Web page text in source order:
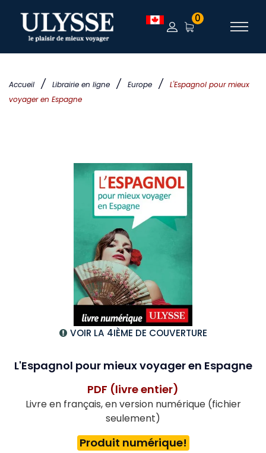
Accueil / Librairie en ligne / Europe /
L'Espagnol pour mieux
voyager en Espagne
0
VOIR LA 4IÈME DE COUVERTURE
L'Espagnol pour mieux voyager en Espagne
PDF (livre entier)
Livre en français, en version numérique (fichier
seulement)
Produit numérique!